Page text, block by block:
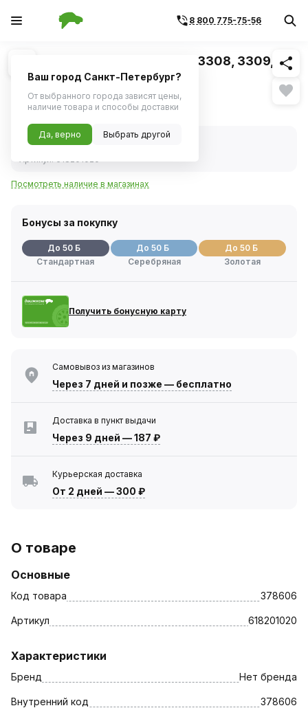
8 800 775-75-56
1/2 Похожие
Зеркало боковое для а/м Газ 3308, 3309,
Валдай, КАМАЗ, МАЗ (ГАЗ)
1 693 ₽
В наличии
Посмотреть наличие в магазинах
Бонусы за покупку
До 50 Б
Стандартная
До 50 Б
Серебряная
До 50 Б
Золотая
Получить бонусную карту
Самовывоз из магазинов
Через 7 дней и позже — бесплатно
Доставка в пункт выдачи
Через 9 дней —187 ₽
Курьерская доставка
От 2 дней —300 ₽
О товаре
Основные
Код товара 378606
Артикул 618201020
Характеристики
Бренд Нет бренда
Внутренний код 378606
Ваш город Санкт-Петербург?
От выбранного города зависят цены,
наличие товара и способы доставки
Да, верно Выбрать другой